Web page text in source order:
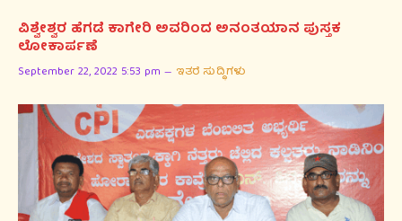
ವಿಶ್ವೇಶ್ವರ ಹೆಗಡೆ ಕಾಗೇರಿ ಅವರಿಂದ ಅನಂತಯಾನ ಪುಸ್ತಕ
ಲೋಕಾರ್ಪಣೆ
September 22, 2022 5:53 pm ಇತರೆ ಸುದ್ಧಿಗಳು